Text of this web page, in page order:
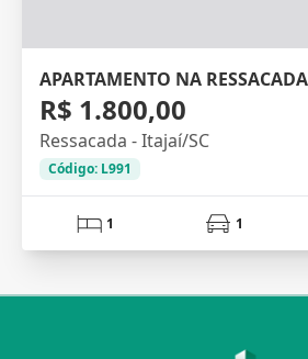
R$ 1.800,00
Ressacada - Itajaí/SC
Código: L991
1 1